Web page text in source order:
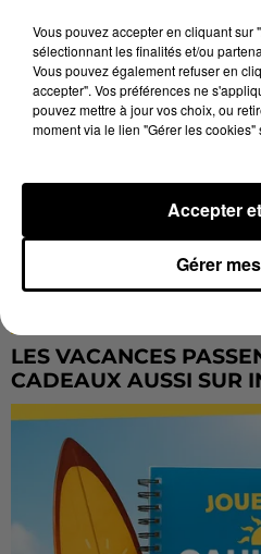
LES VACANCES
CADEAUX AUSSI SUR
Vous pouvez accepter en cliquant sur
sélectionnant les finalités et/ou
Vous pouvez également refuser en
accepter". Vos préférences ne
pouvez mettre à jour vos choix, ou
moment via le lien "Gérer les
Gérer
Accepter